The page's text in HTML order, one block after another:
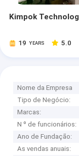
Kimpok
19 YEARS 5.0
Nome da Empresa
Tipo de Negócio:
Marcas:
N º de funcionários:
Ano de Fundação:
As vendas anuais: